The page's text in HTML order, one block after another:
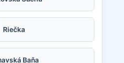
Riečka
Baňa